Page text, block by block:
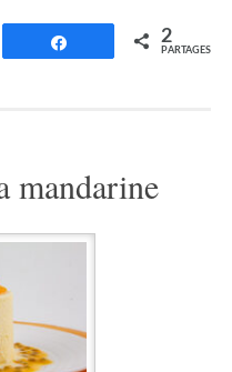
Partagez 2
PARTAGES
mandarine